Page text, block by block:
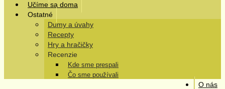
Učíme sa doma
Ostatné
Dumy a úvahy
Recepty
Hry a hračičky
Recenzie
Kde sme prespali
Čo sme používali
O nás